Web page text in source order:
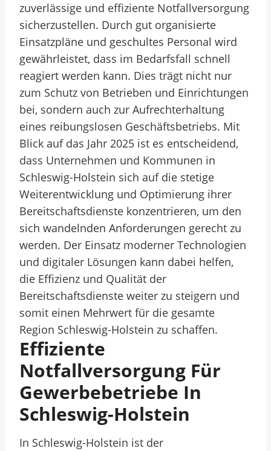
zuverlässige und effiziente Notfallversorgung
sicherzustellen. Durch gut organisierte
Einsatzpläne und geschultes Personal wird
gewährleistet, dass im Bedarfsfall schnell
reagiert werden kann. Dies trägt nicht nur
zum Schutz von Betrieben und Einrichtungen
bei, sondern auch zur Aufrechterhaltung
eines reibungslosen Geschäftsbetriebs. Mit
Blick auf das Jahr 2025 ist es entscheidend,
dass Unternehmen und Kommunen in
Schleswig-Holstein sich auf die stetige
Weiterentwicklung und Optimierung ihrer
Bereitschaftsdienste konzentrieren, um den
sich wandelnden Anforderungen gerecht zu
werden. Der Einsatz moderner Technologien
und digitaler Lösungen kann dabei helfen,
die Effizienz und Qualität der
Bereitschaftsdienste weiter zu steigern und
somit einen Mehrwert für die gesamte
Region Schleswig-Holstein zu schaffen.
Effiziente
Notfallversorgung Für
Gewerbebetriebe In
Schleswig-Holstein
In Schleswig-Holstein ist der